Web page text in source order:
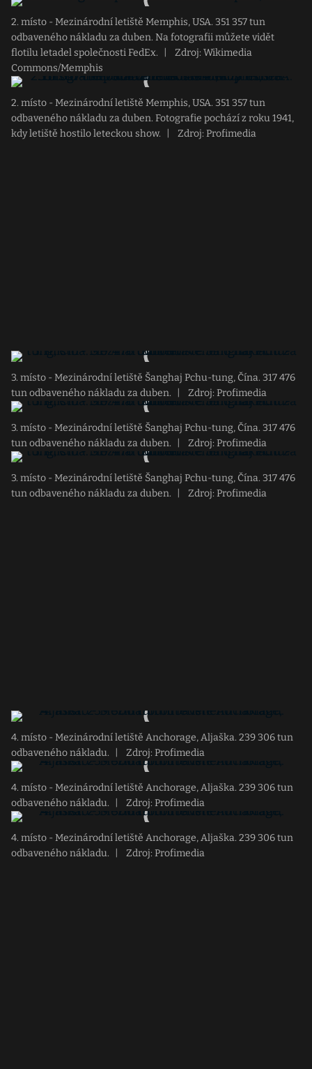
2. místo - Mezinárodní letiště Memphis, USA. 351 357 tun
odbaveného nákladu za duben. Na fotografii můžete vidět
flotilu letadel společnosti FedEx.
Zdroj: Wikimedia
Commons/Memphis
2. místo - Mezinárodní letiště Memphis, USA. 351 357 tun
odbaveného nákladu za duben. Fotografie pochází z roku 1941,
kdy letiště hostilo leteckou show.
Zdroj: Profimedia
3. místo - Mezinárodní letiště Šanghaj Pchu-tung, Čína. 317 476
tun odbaveného nákladu za duben.
Zdroj: Profimedia
3. místo - Mezinárodní letiště Šanghaj Pchu-tung, Čína. 317 476
tun odbaveného nákladu za duben.
Zdroj: Profimedia
3. místo - Mezinárodní letiště Šanghaj Pchu-tung, Čína. 317 476
tun odbaveného nákladu za duben.
Zdroj: Profimedia
4. místo - Mezinárodní letiště Anchorage, Aljaška. 239 306 tun
odbaveného nákladu.
Zdroj: Profimedia
4. místo - Mezinárodní letiště Anchorage, Aljaška. 239 306 tun
odbaveného nákladu.
Zdroj: Profimedia
4. místo - Mezinárodní letiště Anchorage, Aljaška. 239 306 tun
odbaveného nákladu.
Zdroj: Profimedia